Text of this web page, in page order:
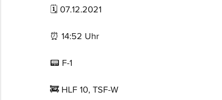
🗓 07.12.2021
⏰ 14:52 Uhr
📟 F-1
🚒 HLF 10, TSF-W